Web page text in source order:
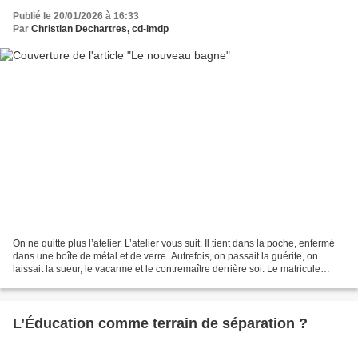
Publié le 20/01/2026 à 16:33
Par Christian Dechartres, cd-lmdp
On ne quitte plus l’atelier. L’atelier vous suit. Il tient dans la poche, enfermé
dans une boîte de métal et de verre. Autrefois, on passait la guérite, on
laissait la sueur, le vacarme et le contremaître derrière soi. Le matricule
L’Éducation comme terrain de séparation ?